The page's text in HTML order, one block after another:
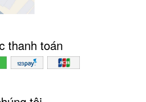
thanh toán